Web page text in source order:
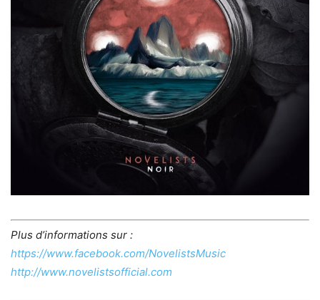
Plus d’informations sur :
https://www.facebook.com/NovelistsMusic
http://www.novelistsofficial.com